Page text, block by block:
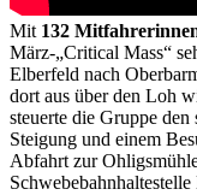
Mit 132
März-„Critical Mass“
Elberfeld nach
dort aus über den Loh
steuerte die Gruppe
Steigung und einem
Abfahrt zur
Schwebebahnhaltestelle